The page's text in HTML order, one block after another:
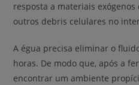
resposta a materiais
outros debris celulares no
A égua precisa eliminar o
horas. De modo que, após a
encontrar um ambiente